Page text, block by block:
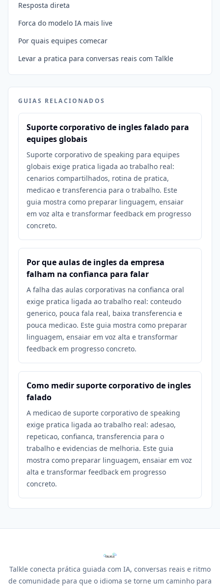
Resposta direta
Forca do modelo IA mais live
Por quais equipes comecar
Levar a pratica para conversas reais com Talkle
GUIAS RELACIONADOS
Suporte corporativo de ingles falado para
equipes globais
Suporte corporativo de speaking para equipes
globais exige pratica ligada ao trabalho real:
cenarios compartilhados, rotina de pratica,
medicao e transferencia para o trabalho. Este
guia mostra como preparar linguagem, ensaiar
em voz alta e transformar feedback em progresso
concreto.
Por que aulas de ingles da empresa
falham na confianca para falar
A falha das aulas corporativas na confianca oral
exige pratica ligada ao trabalho real: conteudo
generico, pouca fala real, baixa transferencia e
pouca medicao. Este guia mostra como preparar
linguagem, ensaiar em voz alta e transformar
feedback em progresso concreto.
Como medir suporte corporativo de ingles
falado
A medicao de suporte corporativo de speaking
exige pratica ligada ao trabalho real: adesao,
repeticao, confianca, transferencia para o
trabalho e evidencias de melhoria. Este guia
mostra como preparar linguagem, ensaiar em voz
alta e transformar feedback em progresso
concreto.
Talkle conecta prática guiada com IA, conversas reais e ritmo
de comunidade para que o idioma se torne um caminho para